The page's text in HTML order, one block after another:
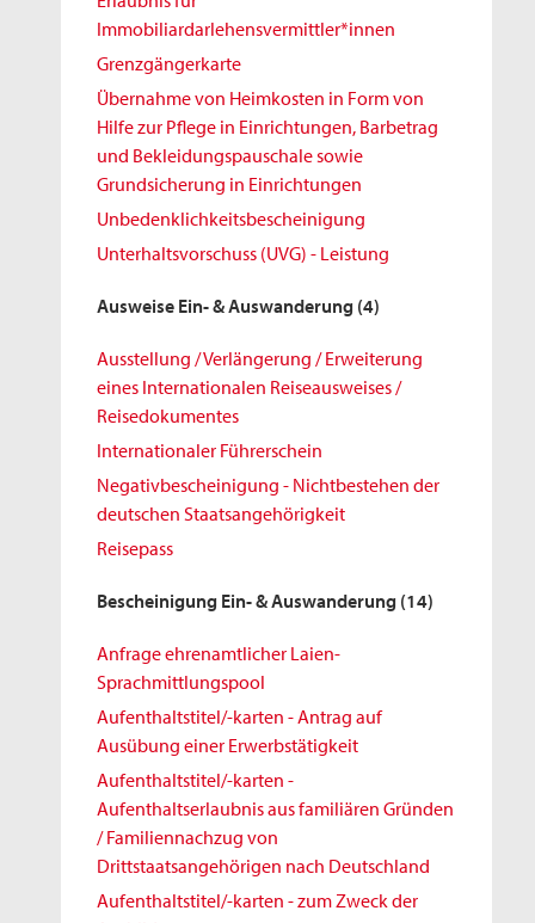
Immobiliardarlehensvermittler*innen
Grenzgängerkarte
Übernahme von Heimkosten in Form von
Hilfe zur Pflege in Einrichtungen, Barbetrag
und Bekleidungspauschale sowie
Grundsicherung in Einrichtungen
Unbedenklichkeitsbescheinigung
Unterhaltsvorschuss (UVG) - Leistung
Ausweise Ein- & Auswanderung (4)
Ausstellung / Verlängerung / Erweiterung
eines Internationalen Reiseausweises /
Reisedokumentes
Internationaler Führerschein
Negativbescheinigung - Nichtbestehen der
deutschen Staatsangehörigkeit
Reisepass
Bescheinigung Ein- & Auswanderung (14)
Anfrage ehrenamtlicher Laien-
Sprachmittlungspool
Aufenthaltstitel/-karten - Antrag auf
Ausübung einer Erwerbstätigkeit
Aufenthaltstitel/-karten -
Aufenthaltserlaubnis aus familiären Gründen
/ Familiennachzug von
Drittstaatsangehörigen nach Deutschland
Aufenthaltstitel/-karten - zum Zweck der